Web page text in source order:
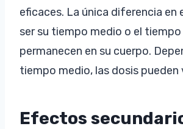
eficaces. La única diferencia en
ser su tiempo medio o el tiempo
permanecen en su cuerpo.
tiempo medio, las dosis pueden
Efectos